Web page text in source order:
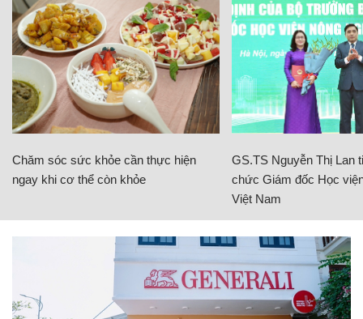
Chăm sóc sức khỏe cần thực hiện
ngay khi cơ thể còn khỏe
GS.TS Nguyễn Thị Lan
chức Giám đốc Học
Việt Nam